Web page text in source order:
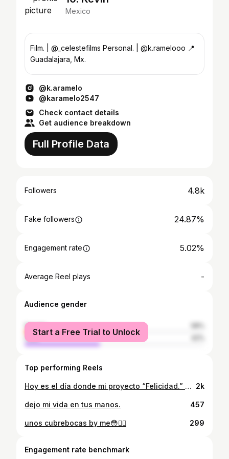
Mexico
Film. | @_celestefilms Personal. | @k.ramelooo 📍
Guadalajara, Mx.
@k.aramelo
@karamelo2547
Check contact details
Get audience breakdown
Full Profile Data
Followers 4.8k
Fake followers 24.87%
Engagement rate 5.02%
Average Reel plays -
Audience gender
female
male
Start a Free Trial to Unlock
Top performing Reels
Hoy es el día donde mi proyecto “Felicidad.” es revelado y todo lo que guarda este video. Estaré trabajo llevo una realización de 1 mes más o menos más edición y estoy sumamente feliz con él resultado, espero me ayuden con su comentario, su opinión y su buena vibra. • Gracias a todas las personas involucradas en este video y esperen más proyectos así. • Por último quiero dar un agradecimiento en especial a mi novia y a mi mejor amic que aparecen en el video por estar ahí en cada momento de desarrollo de esta pieza, las amo. 2k
dejo mi vida en tus manos. 457
unos cubrebocas by me😳👌🏿 299
Engagement rate benchmark